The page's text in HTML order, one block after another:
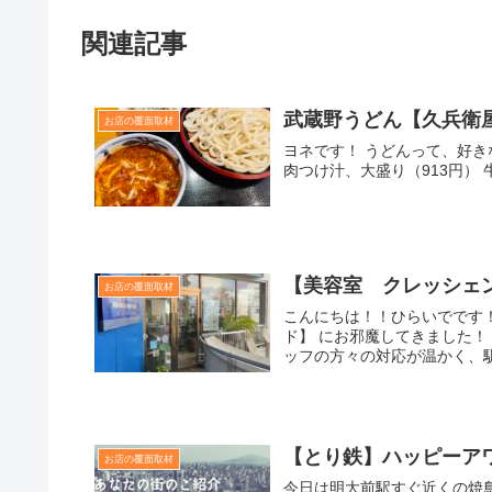
関連記事
お店の覆面取材 武蔵野うどん【久兵衛
ヨネです！ うどんって、好
肉つけ汁、大盛り（913円
お店の覆面取材 【美容室 クレッシェ
こんにちは！！ひらいでで
ド】 にお邪魔してきました
ッフの方々の対応が温かく、
お店の覆面取材 【とり鉄】ハッピーア
今日は明大前駅すぐ近くの焼